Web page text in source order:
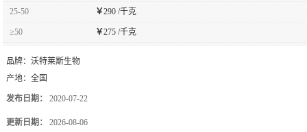
25-50 ￥290 /千克
≥50 ￥275 /千克
品牌： 沃特莱斯生物
产地： 全国
发布日期： 2020-07-22
更新日期： 2026-08-06